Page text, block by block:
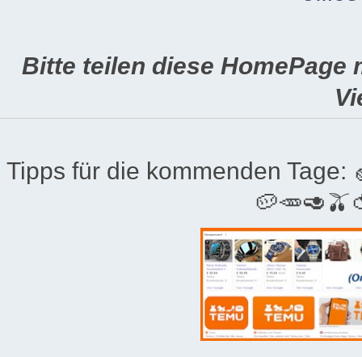
Bitte teilen diese HomePage
Tipps für die kommenden